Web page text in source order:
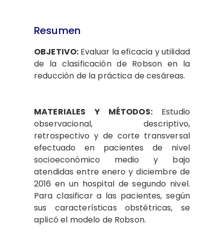
Resumen
OBJETIVO: Evaluar la eficacia y utilidad
de la clasificación de Robson en la
reducción de la práctica de cesáreas.
MATERIALES Y MÉTODOS:
Estudio
observacional, descriptivo,
retrospectivo y de corte transversal
efectuado en pacientes de nivel
socioeconómico medio y bajo
atendidas entre enero y diciembre de
2016 en un hospital de segundo nivel.
Para clasificar a las pacientes, según
sus características obstétricas, se
aplicó el modelo de Robson.